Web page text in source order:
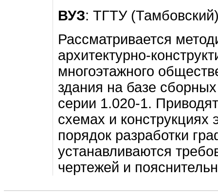
ВУЗ: ТГТУ
Рассматривается
архитектурно-
многоэтажного
здания на базе
серии 1.020-1.
схемах и конструкциях
порядок разработки
устанавливаются
чертежей и